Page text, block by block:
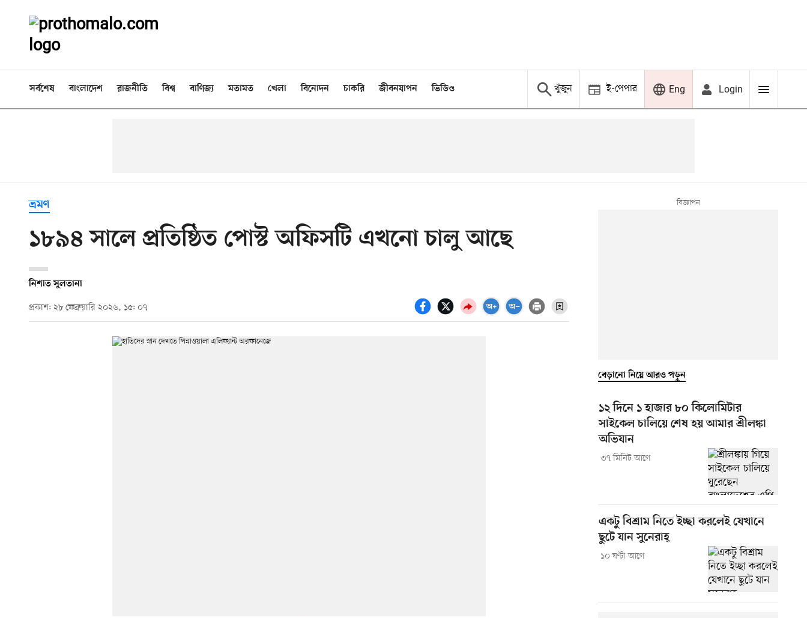
সর্বশেষ বাংলাদেশ রাজনীতি বিশ্ব বাণিজ্য মতামত খেলা বিনোদন চাকরি জীবনযাপন ভিডিও খুঁজুন ই-পেপার Eng Login
ভ্রমণ
১৮৯৪ সালে প্রতিষ্ঠিত পোস্ট অফিসটি এখনো চালু আছে
নিশাত সুলতানা
প্রকাশ: ২৮ ফেব্রুয়ারি ২০২৬, ১৫: ০৭
বেড়ানো নিয়ে আরও পড়ুন
১২ দিনে ১ হাজার ৮০ কিলোমিটার
সাইকেল চালিয়ে শেষ হয় আমার শ্রীলঙ্কা
অভিযান
৩৭ মিনিট আগে
একটু বিশ্রাম নিতে ইচ্ছা করলেই যেখানে
ছুটে যান সুনেরাহ্
১০ ঘণ্টা আগে